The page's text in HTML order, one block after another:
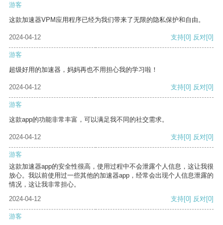
游客
这款加速器VPM应用程序已经为我们带来了无限的隐私保护和自由。
2024-04-12 支持[0] 反对[0]
游客
超级好用的加速器，妈妈再也不用担心我的学习啦！
2024-04-12 支持[0] 反对[0]
游客
这款app的功能非常丰富，可以满足我不同的社交需求。
2024-04-12 支持[0] 反对[0]
游客
这款加速器app的安全性很高，使用过程中不会泄露个人信息，这让我很
放心。我以前使用过一些其他的加速器app，经常会出现个人信息泄露的
情况，这让我非常担心。
2024-04-12
支持[0] 反对[0]
游客